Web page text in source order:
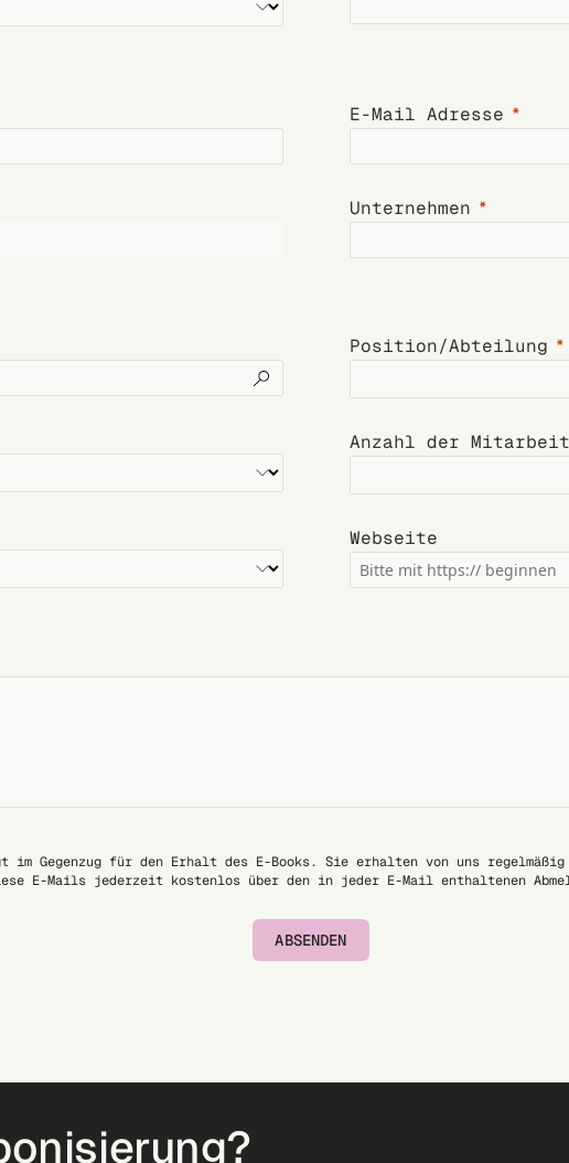
E-Mail Adresse
Unternehmen
Position/Abteilung
Anzahl der
Webseite
Gegenzug für den Erhalt des E-Books. Sie erhalten von uns regelmäßig
E-Mails jederzeit kostenlos über den in jeder E-Mail enthaltenen
ABSENDEN